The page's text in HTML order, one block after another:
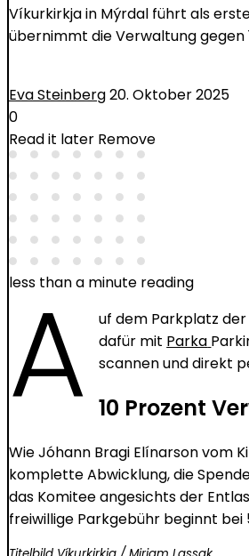
Víkurkirkja in Mýrdal führt als
übernimmt die Verwaltung gegen
Eva Steinberg20. Oktober 2025
0
Read it later Remove
less than a minute reading
A
uf dem Parkplatz
dafür mit Parka
scannen und direkt
10 Prozent
Wie Jóhann Bragi Elínarson vom
komplette Abwicklung, die
das Komitee angesichts der
freiwillige Parkgebühr beginnt bei